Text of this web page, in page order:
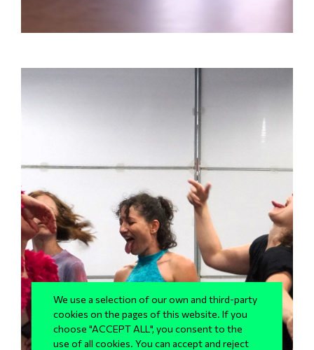
Νέα
We use a selection of our own and third-party
cookies on the pages of this website. If you
choose "ACCEPT ALL", you consent to the
use of all cookies. You can accept and reject